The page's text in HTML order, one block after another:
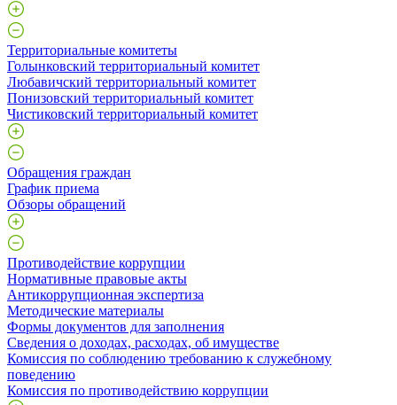
Территориальные комитеты
Голынковский территориальный комитет
Любавичский территориальный комитет
Понизовский территориальный комитет
Чистиковский территориальный комитет
Обращения граждан
График приема
Обзоры обращений
Противодействие коррупции
Нормативные правовые акты
Антикоррупционная экспертиза
Методические материалы
Формы документов для заполнения
Сведения о доходах, расходах, об имуществе
Комиссия по соблюдению требованию к служебному
поведению
Комиссия по противодействию коррупции